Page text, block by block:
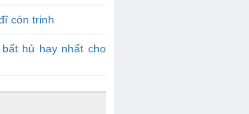
còn trinh
hủ hay nhất cho